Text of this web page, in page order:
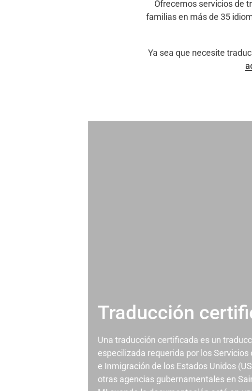
Ofrecemos servicios de
familias en más de 35
Ya sea que necesite
Traducción
Una traducción certificada es un
especilizada requerida por los Servicios
e Inmigración de los Estados Unidos
otras agencias gubernamentales en